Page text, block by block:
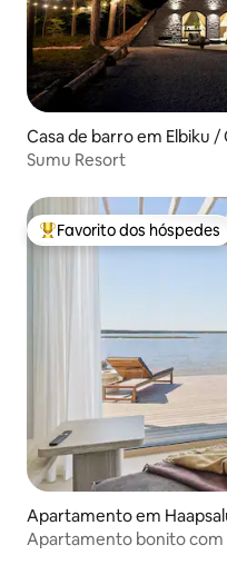
Casa de barro em Elbiku /
Sumu Resort
Favoritos dos hóspedes
Favorito dos hóspedes
Apartamento em
Apartamento bonito com